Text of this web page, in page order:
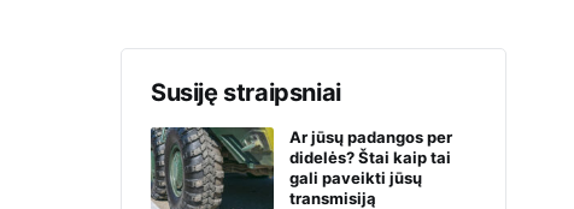
Susiję straipsniai
Ar jūsų padangos per
didelės? Štai kaip tai
gali paveikti jūsų
transmisiją